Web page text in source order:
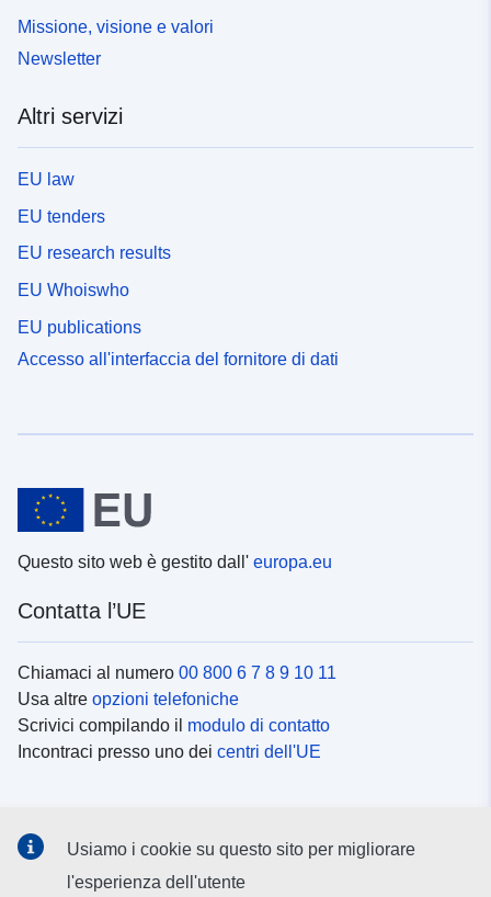
Missione, visione e valori
Newsletter
Altri servizi
EU law
EU tenders
EU research results
EU Whoiswho
EU publications
Accesso all'interfaccia del fornitore di dati
Questo sito web è gestito dall' europa.eu
Contatta l’UE
Chiamaci al numero 00 800 6 7 8 9 10 11
Usa altre opzioni telefoniche
Scrivici compilando il modulo di contatto
Incontraci presso uno dei centri dell'UE
Cerca icanali social
Usiamo i cookie su questo sito per migliorare
l'esperienza dell'utente